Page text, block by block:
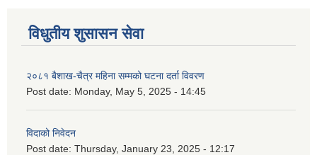
विधुतीय शुसासन सेवा
२०८१ बैशाख-चैत्र महिना सम्मको घटना दर्ता विवरण
Post date: Monday, May 5, 2025 - 14:45
विदाको निवेदन
Post date: Thursday, January 23, 2025 - 12:17